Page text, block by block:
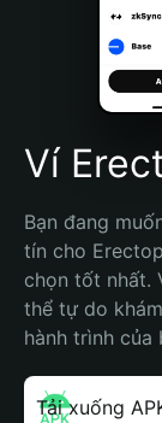
Português (Brasil)
Español
Ví
Bạn đang
tín cho
chọn tốt nhất.
thể tự do
hành trình của
Tải xuống